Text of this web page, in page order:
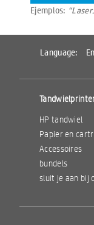
Ejemplos:
Language:
HP tandwiel
Papier en
Accessoires
bundels
sluit je aan bij